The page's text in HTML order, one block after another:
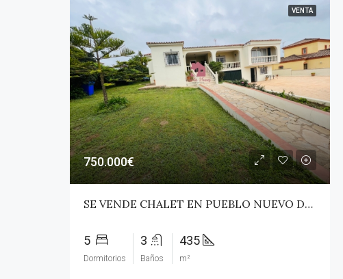
VENTA
750.000€
SE VENDE CHALET EN PUEBLO NUEVO DE GUADIARO
5
Dormitorios
3
Baños
435
m²